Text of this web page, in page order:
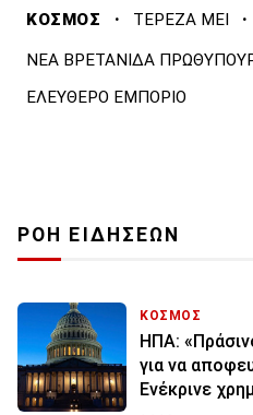
ΚΟΣΜΟΣ · ΤΕΡΕΖΑ ΜΕΙ ·
ΝΕΑ ΒΡΕΤΑΝΙΔΑ
ΕΛΕΥΘΕΡΟ ΕΜΠΟΡΙΟ
ΡΟΗ ΕΙΔΗΣΕΩΝ
ΚΟΣΜΟΣ
ΗΠΑ:
για να
Ενέκρινε